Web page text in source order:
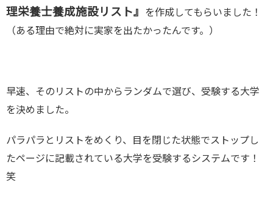
理栄養士養成施設リスト』
を作成してもらいました！
（ある理由で絶対に実家を出たかったんです。）
早速、そのリストの中からランダムで選び、受験する大学
を決めました。
パラパラとリストをめくり、目を閉じた状態でストップし
たページに記載されている大学を受験するシステムです！
笑